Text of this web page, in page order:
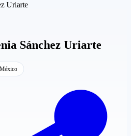
Uriarte
Sánchez Uriarte